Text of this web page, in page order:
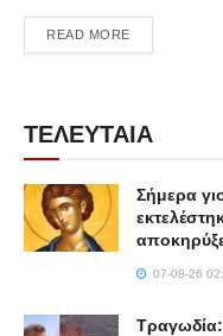
READ MOREDETAILS
ΤΕΛΕΥΤΑΙΑ
Σήμερα
07-08-26